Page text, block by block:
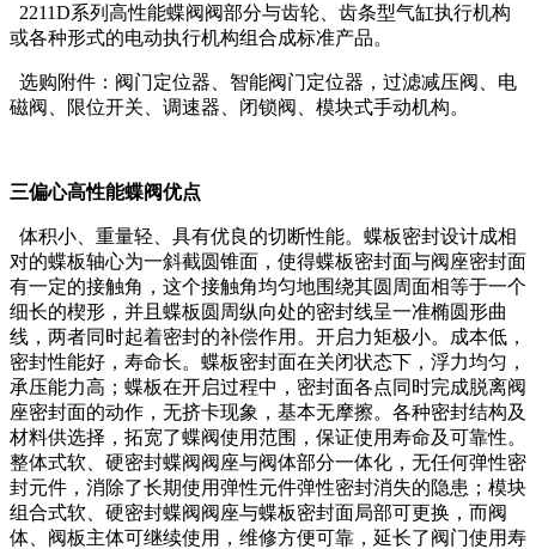
2211D系列高性能蝶阀阀部分与齿轮、齿条型气缸执行机构
或各种形式的电动执行机构组合成标准产品。
选购附件：阀门定位器、智能阀门定位器，过滤减压阀、电
磁阀、限位开关、调速器、闭锁阀、模块式手动机构。
三偏心高性能蝶阀优点
体积小、重量轻、具有优良的切断性能。蝶板密封设计成相
对的蝶板轴心为一斜截圆锥面，使得蝶板密封面与阀座密封面
有一定的接触角，这个接触角均匀地围绕其圆周面相等于一个
细长的楔形，并且蝶板圆周纵向处的密封线呈一准椭圆形曲
线，两者同时起着密封的补偿作用。开启力矩极小。成本低，
密封性能好，寿命长。蝶板密封面在关闭状态下，浮力均匀，
承压能力高；蝶板在开启过程中，密封面各点同时完成脱离阀
座密封面的动作，无挤卡现象，基本无摩擦。各种密封结构及
材料供选择，拓宽了蝶阀使用范围，保证使用寿命及可靠性。
整体式软、硬密封蝶阀阀座与阀体部分一体化，无任何弹性密
封元件，消除了长期使用弹性元件弹性密封消失的隐患；模块
组合式软、硬密封蝶阀阀座与蝶板密封面局部可更换，而阀
体、阀板主体可继续使用，维修方便可靠，延长了阀门使用寿